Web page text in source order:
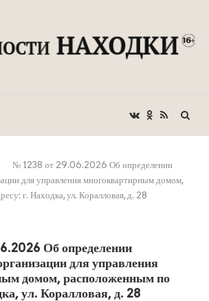
№ 1238 от 29.06.2026 Об определении
для управления многоквартирным домом,
г. Находка, ул. Коралловая, д. 28
Об определении
для управления
домом, расположенным по
ул. Коралловая, д. 28